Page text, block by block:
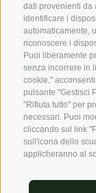
dati provenienti da
identificare i
automaticamente,
riconoscere i
Puoi liberamente
senza incorrere in
cookie,"
pulsante "Gestisci
"Rifiuta tutto" per
necessari. Puoi
cliccando sul link
sull'icona dello
applicheranno al